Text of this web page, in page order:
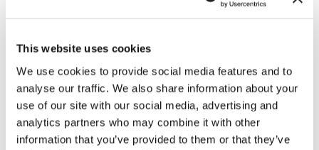
This website uses cookies
We use cookies to provide social media features and to
analyse our traffic. We also share information about your
use of our site with our social media, advertising and
analytics partners who may combine it with other
information that you’ve provided to them or that they’ve